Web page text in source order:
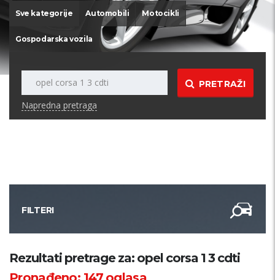
Sve kategorije Automobili Motocikli
Gospodarska vozila
PRETRAŽI
Napredna pretraga
FILTERI
Kategorija
Rezultati pretrage za: opel corsa 1 3 cdti